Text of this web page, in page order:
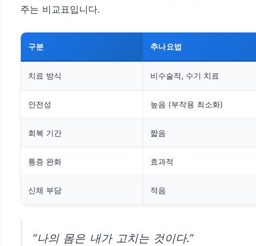
주는 비교표입니다.
구분 추나요법
치료 방식 비수술적, 수기 치료
안전성 높음 (부작용 최소화)
회복 기간 짧음
통증 완화 효과적
신체 부담 적음
“나의 몸은 내가 고치는 것이다.”